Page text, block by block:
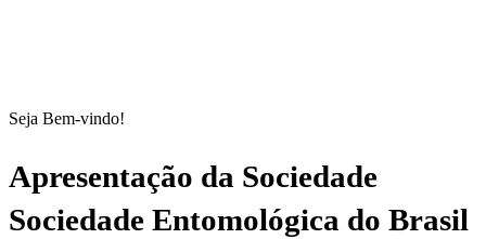
Seja Bem-vindo!
Apresentação da Sociedade
Sociedade Entomológica do Brasil